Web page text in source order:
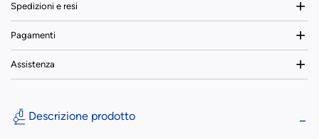
Spedizioni e resi
Pagamenti
Assistenza
Descrizione prodotto